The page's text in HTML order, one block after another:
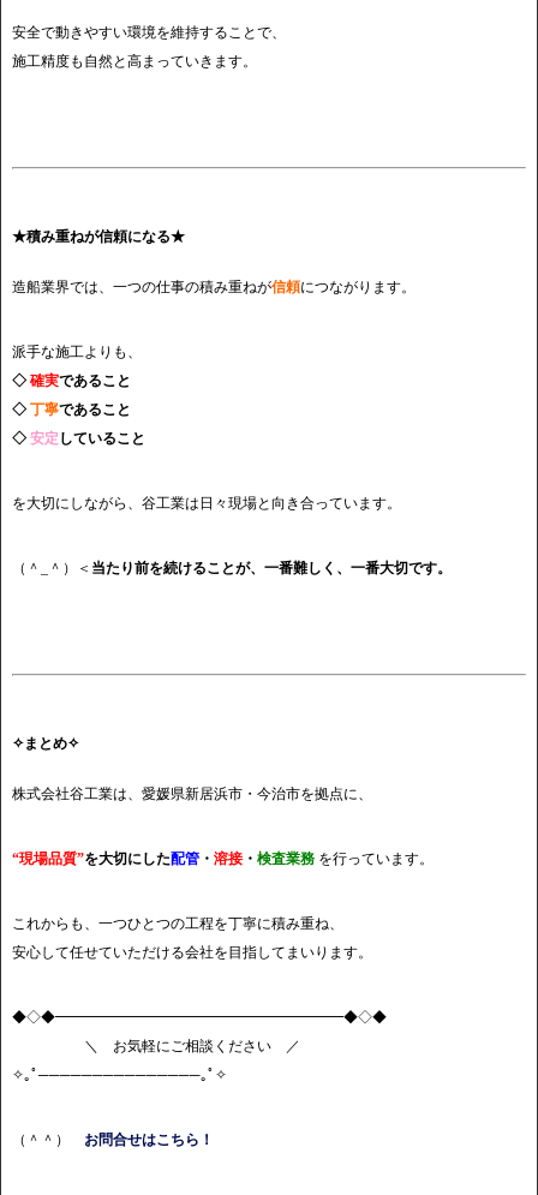
安全で動きやすい環境を維持することで、
施工精度も自然と高まっていきます。
★積み重ねが信頼になる★
造船業界では、一つの仕事の積み重ねが信頼につながります。
派手な施工よりも、
◇ 確実であること
◇ 丁寧であること
◇ 安定 していること
を大切にしながら、谷工業は日々現場と向き合っています。
（＾_＾）＜ 当たり前を続けることが、一番難しく、一番大切です。
✧まとめ✧
株式会社谷工業は、愛媛県新居浜市・今治市を拠点に、
“現場品質”を大切にした配管 ・ 溶接・ 検査業務 を行っています。
これからも、一つひとつの工程を丁寧に積み重ね、
安心して任せていただける会社を目指してまいります。
◆◇◆━━━━━━━━━━━━━━━━━━━━◆◇◆
＼ お気軽にご相談ください ／
✧｡ﾟ───────────────｡ﾟ✧
（＾＾） お問合せはこちら！